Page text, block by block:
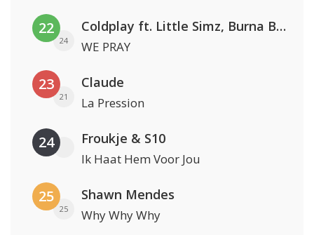
22
24
Coldplay ft. Little Simz, Burna Boy, Elyanna & Tini
WE PRAY
23
21
Claude
La Pression
24 Froukje & S10
Ik Haat Hem Voor Jou
25
25
Shawn Mendes
Why Why Why